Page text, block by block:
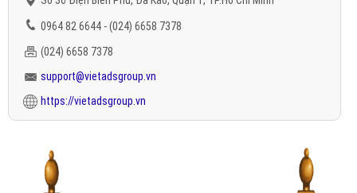
0964 82 6644 - (024) 6658 7378
(024) 6658 7378
support@vietadsgroup.vn
https://vietadsgroup.vn